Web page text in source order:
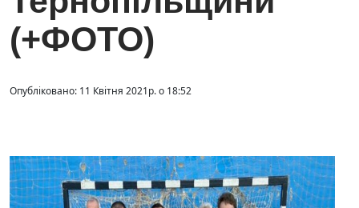
(+ФОТО)
Опубліковано: 11 Квітня 2021р. о 18:52